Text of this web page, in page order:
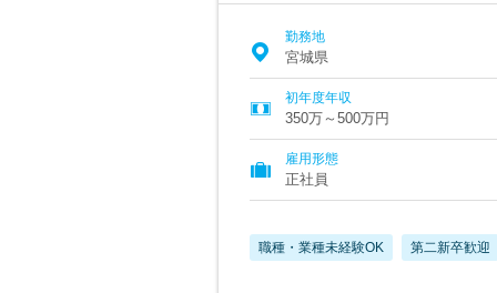
勤務地
宮城県
初年度年収
350万～500万円
雇用形態
正社員
職種・業種未経験OK 第二新卒歓迎